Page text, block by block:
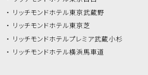
リッチモンドホテル東京武蔵野
リッチモンドホテル東京芝
リッチモンドホテルプレミア武蔵小杉
リッチモンドホテル横浜馬車道